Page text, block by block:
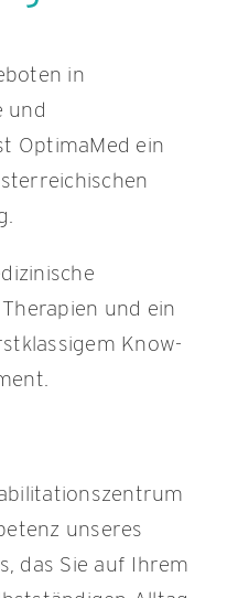
in
und
OptimaMed ein
und ein
Know-
unseres
das Sie auf Ihrem